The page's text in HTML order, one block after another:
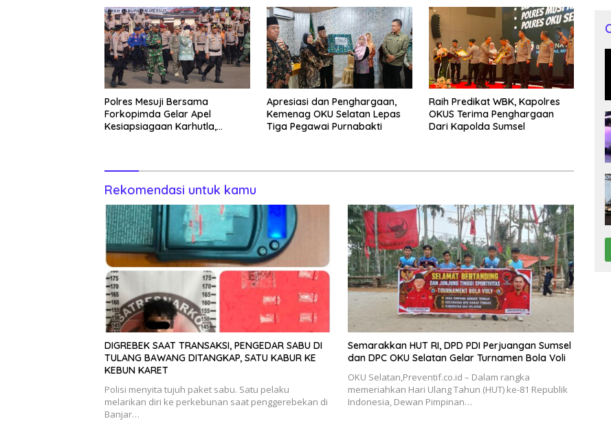
Polres Mesuji Bersama
Forkopimda Gelar Apel
Kesiapsiagaan Karhutla,
Apresiasi dan Penghargaan,
Kemenag OKU Selatan Lepas
Tiga Pegawai Purnabakti
Raih Predikat WBK, Kapolres
OKUS Terima Penghargaan
Dari Kapolda Sumsel
Rekomendasi untuk kamu
DIGREBEK SAAT TRANSAKSI, PENGEDAR SABU DI
TULANG BAWANG DITANGKAP, SATU KABUR KE
KEBUN KARET
Polisi menyita tujuh paket sabu. Satu pelaku
melarikan diri ke perkebunan saat penggerebekan di
Banjar…
Semarakkan HUT RI, DPD PDI Perjuangan Sumsel
dan DPC OKU Selatan Gelar Turnamen Bola Voli
OKU Selatan,Preventif.co.id – Dalam rangka
memeriahkan Hari Ulang Tahun (HUT) ke-81 Republik
Indonesia, Dewan Pimpinan…